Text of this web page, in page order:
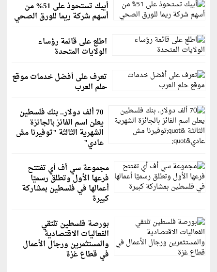
أيبك تستحوذ على 51% من
أسهم شركة ريما للورق الصحي
اطلع على قائمة رؤساء
الولايات المتحدة
تعرف على أفضل خدمات موقع
حلم العرب
70 ألف دولار.. بنك فلسطين
يعلن اسم الفائز بالجائزة
الشهرية الثالثة "توفيرنا مش
عادي"
مجموعة سي أف أي تفتتح
فرعها الأول وتطلق رسميًا
أعمالها في فلسطين بمشاركة
كبيرة
بورصة فلسطين تلتقي
الفعاليات الاقتصادية
والمستثمرين ورجال الأعمال
في قطاع غزة